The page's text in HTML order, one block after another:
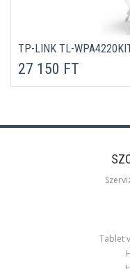
TP-LINK TL-
27 150 FT
Tablet